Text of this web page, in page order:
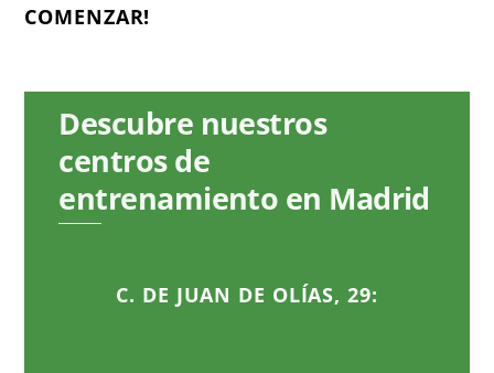
COMENZAR!
Descubre nuestros
centros de
entrenamiento en Madrid
C. DE JUAN DE OLÍAS, 29: